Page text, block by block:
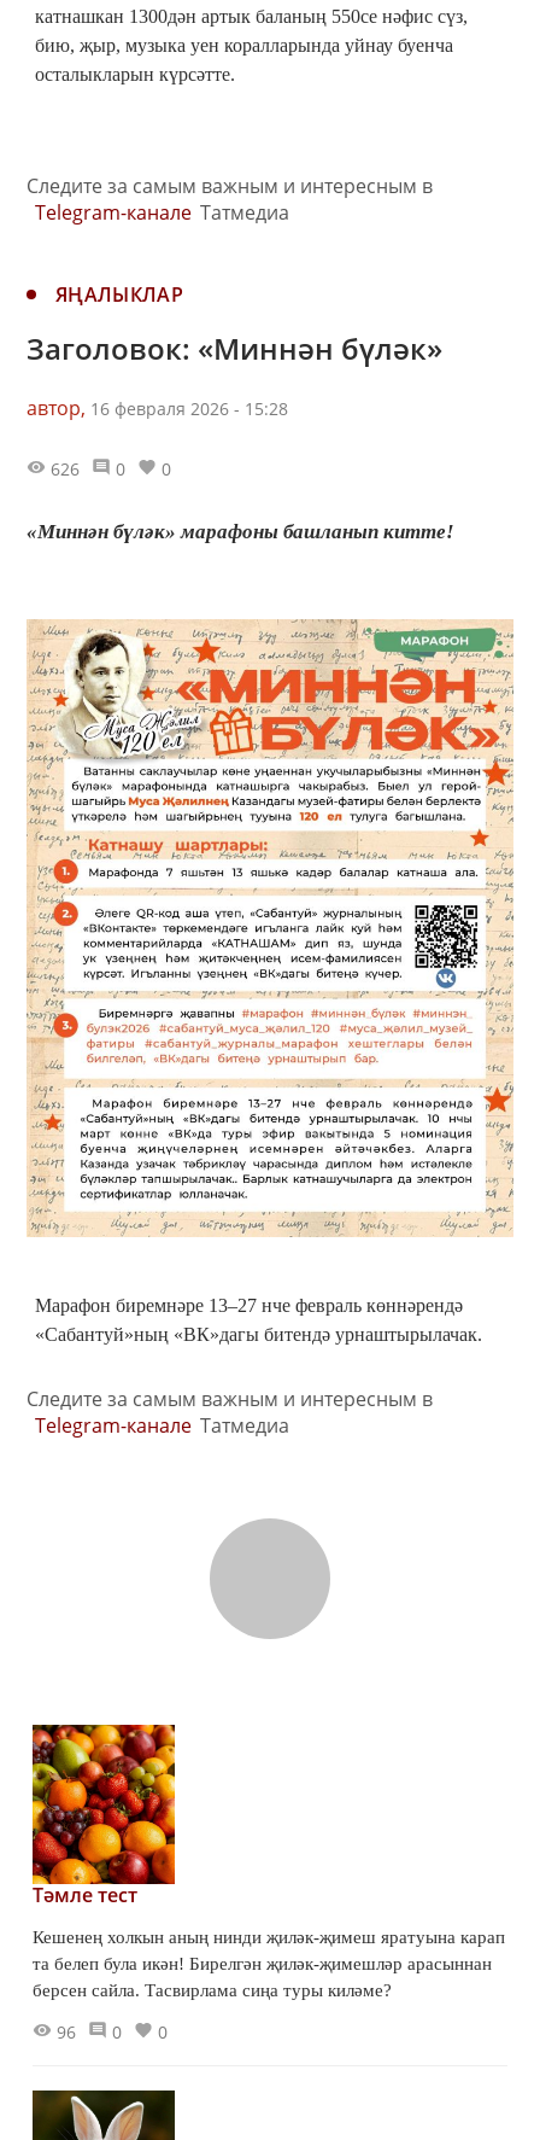
катнашкан 1300дән артык баланың 550се нәфис сүз,
бию, җыр, музыка уен коралларында уйнау буенча
осталыкларын күрсәтте.
Следите за самым важным и интересным в
Telegram-канале Татмедиа
ЯҢАЛЫКЛАР
Заголовок: «Миннән бүләк»
автор, 16 февраля 2026 - 15:28
626 0 0
«Миннән бүләк» марафоны башланып китте!
Марафон биремнәре 13–27 нче февраль көннәрендә
«Сабантуй»ның «ВК»дагы битендә урнаштырылачак.
Следите за самым важным и интересным в
Telegram-канале Татмедиа
Тәмле тест
Кешенең холкын аның нинди җиләк-җимеш яратуына карап
та белеп була икән! Бирелгән җиләк-җимешләр арасыннан
берсен сайла. Тасвирлама сиңа туры киләме?
96 0 0